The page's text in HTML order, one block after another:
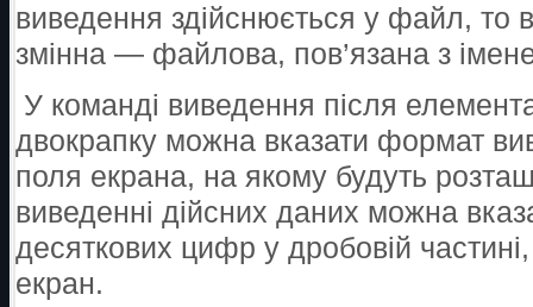
виведення здійснюється у файл, то
змінна — файлова, пов’язана з
У команді виведення після
двокрапку можна вказати формат
поля екрана, на якому будуть
виведенні дійсних даних можна
десяткових цифр у дробовій
екран.